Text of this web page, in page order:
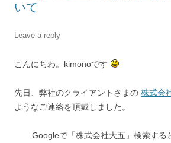
いて
Leave a reply
こんにちわ。kimonoです
先日、弊社のクライアントさまの 株式会
ようなご連絡を頂戴しました。
Googleで「株式会社大五」検索する